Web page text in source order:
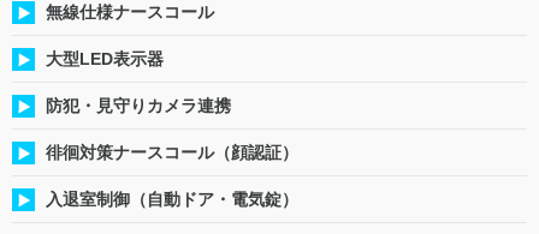
無線仕様ナースコール
大型LED表示器
防犯・見守りカメラ連携
徘徊対策ナースコール（顔認証）
入退室制御（自動ドア・電気錠）